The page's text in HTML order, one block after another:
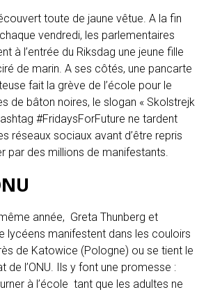
toute de jaune vêtue. A la fin
vendredi, les parlementaires
à l’entrée du Riksdag une jeune fille
de marin. A ses côtés, une pancarte
fait la grève de l’école pour le
de bâton noires, le slogan « Skolstrejk
#FridaysForFuture ne tardent
réseaux sociaux avant d’être repris
par des millions de manifestants.
année, Greta Thunberg et
lycéens manifestent dans les couloirs
de Katowice (Pologne) ou se tient le
de l’ONU. Ils y font une promesse :
à l’école tant que les adultes ne